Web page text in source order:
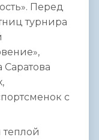
Перед
турнира
с